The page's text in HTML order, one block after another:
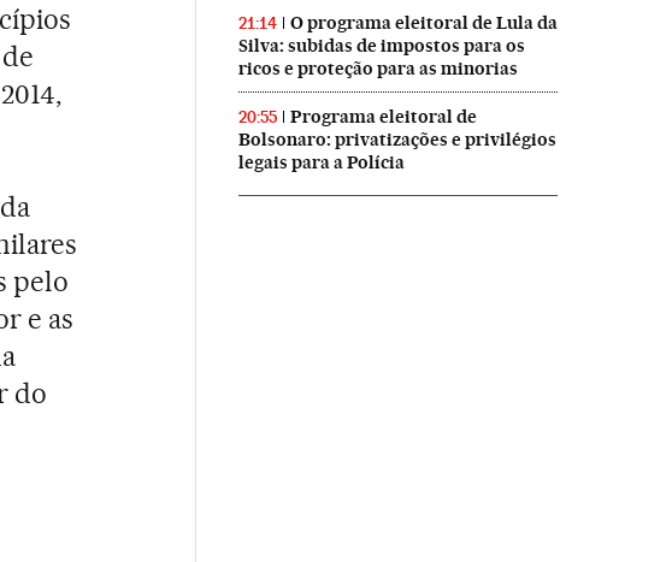
pelo
e as
do
21:14
O programa eleitoral de Lula da
Silva: subidas de impostos para os
ricos e proteção para as minorias
20:55
Programa eleitoral de
Bolsonaro: privatizações e privilégios
legais para a Polícia